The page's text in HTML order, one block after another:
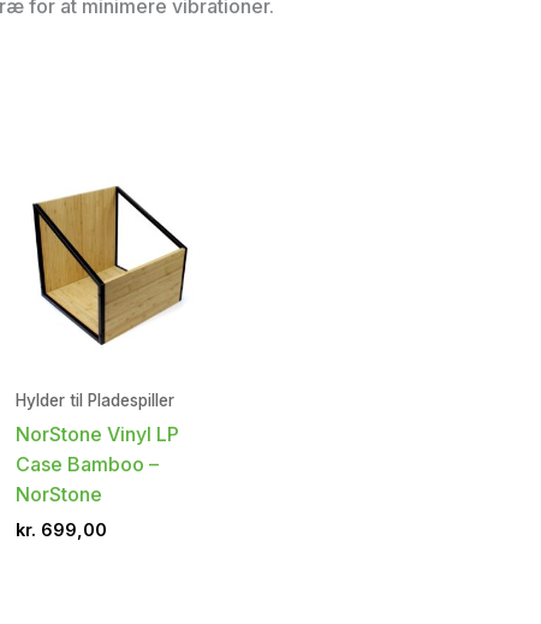
for at minimere vibrationer.
Hylder til Pladespiller
NorStone Vinyl LP
Case Bamboo –
NorStone
kr. 699,00